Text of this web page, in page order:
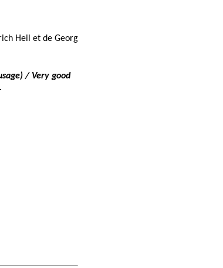
Heil et de Georg
/ Very good